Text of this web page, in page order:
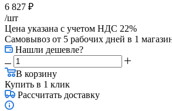
6 827 ₽
/шт
Цена указана с учетом НДС 22%
Самовывоз от 5 рабочих дней в 1
Нашли дешевле?
В корзину
Купить в 1 клик
Рассчитать доставку